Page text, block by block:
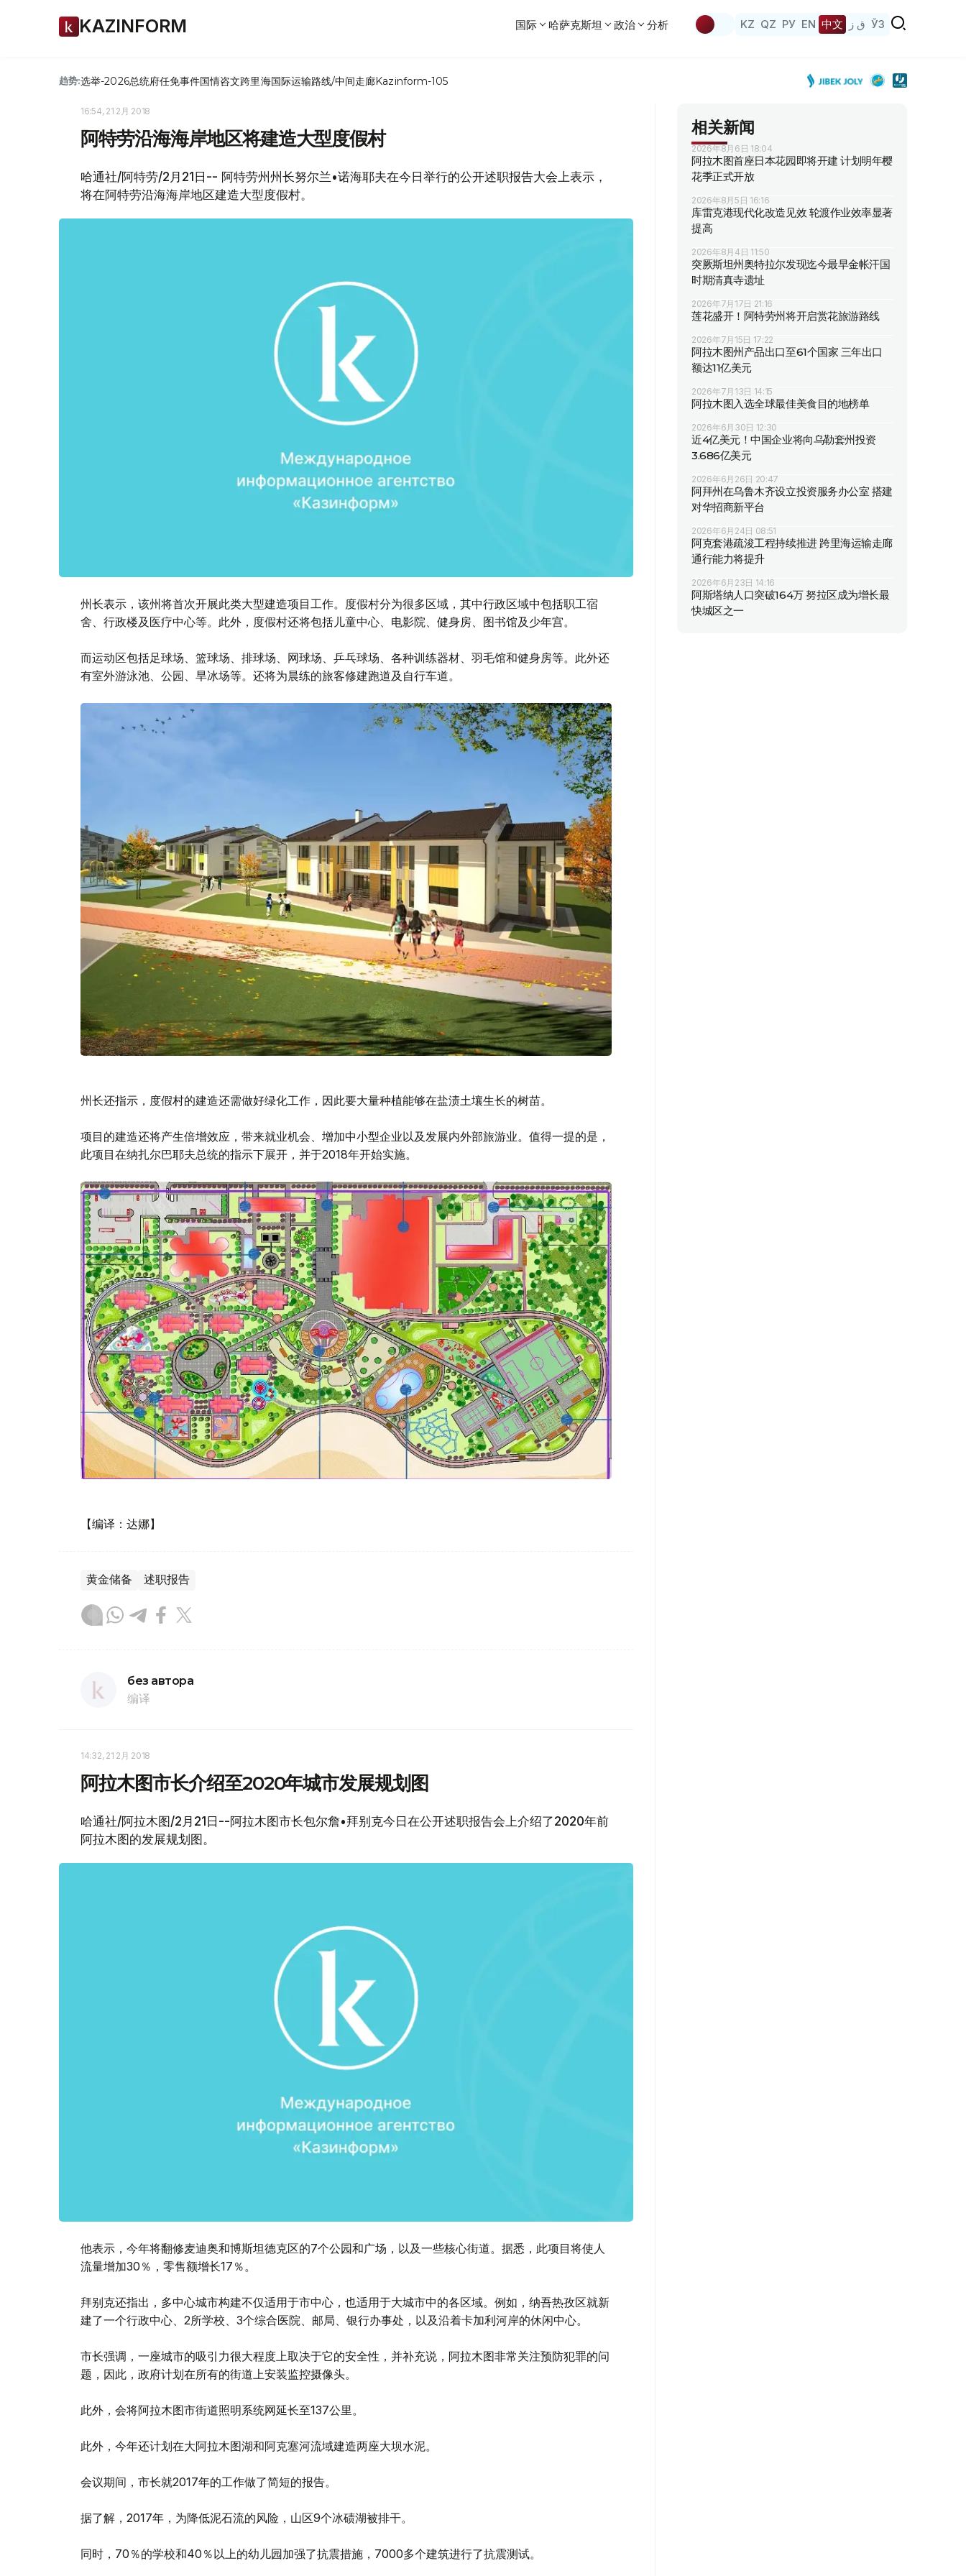
KAZINFORM 国际 哈萨克斯坦 政治 分析 KZ QZ РУ EN 中文 ق ز ЎЗ
趋势:选举-2026总统府任免事件国情咨文跨里海国际运输路线/中间走廊Kazinform-105
16:54, 21 2月 2018
阿特劳沿海海岸地区将建造大型度假村
哈通社/阿特劳/2月21日-- 阿特劳州州长努尔兰•诺海耶夫在今日举行的公开述职报告大会上表示，
将在阿特劳沿海海岸地区建造大型度假村。
州长表示，该州将首次开展此类大型建造项目工作。度假村分为很多区域，其中行政区域中包括职工宿
舍、行政楼及医疗中心等。此外，度假村还将包括儿童中心、电影院、健身房、图书馆及少年宫。
而运动区包括足球场、篮球场、排球场、网球场、乒乓球场、各种训练器材、羽毛馆和健身房等。此外还
有室外游泳池、公园、旱冰场等。还将为晨练的旅客修建跑道及自行车道。
州长还指示，度假村的建造还需做好绿化工作，因此要大量种植能够在盐渍土壤生长的树苗。
项目的建造还将产生倍增效应，带来就业机会、增加中小型企业以及发展内外部旅游业。值得一提的是，
此项目在纳扎尔巴耶夫总统的指示下展开，并于2018年开始实施。
【编译：达娜】
黄金储备 述职报告
без автора
编译
14:32, 21 2月 2018
阿拉木图市长介绍至2020年城市发展规划图
哈通社/阿拉木图/2月21日--阿拉木图市长包尔詹•拜别克今日在公开述职报告会上介绍了2020年前
阿拉木图的发展规划图。
他表示，今年将翻修麦迪奥和博斯坦德克区的7个公园和广场，以及一些核心街道。据悉，此项目将使人
流量增加30％，零售额增长17％。
拜别克还指出，多中心城市构建不仅适用于市中心，也适用于大城市中的各区域。例如，纳吾热孜区就新
建了一个行政中心、2所学校、3个综合医院、邮局、银行办事处，以及沿着卡加利河岸的休闲中心。
市长强调，一座城市的吸引力很大程度上取决于它的安全性，并补充说，阿拉木图非常关注预防犯罪的问
题，因此，政府计划在所有的街道上安装监控摄像头。
此外，会将阿拉木图市街道照明系统网延长至137公里。
此外，今年还计划在大阿拉木图湖和阿克塞河流域建造两座大坝水泥。
会议期间，市长就2017年的工作做了简短的报告。
据了解，2017年，为降低泥石流的风险，山区9个冰碛湖被排干。
同时，70％的学校和40％以上的幼儿园加强了抗震措施，7000多个建筑进行了抗震测试。
相关新闻
2026年8月6日 18:04
阿拉木图首座日本花园即将开建 计划明年樱
花季正式开放
2026年8月5日 16:16
库雷克港现代化改造见效 轮渡作业效率显著
提高
2026年8月4日 11:50
突厥斯坦州奥特拉尔发现迄今最早金帐汗国
时期清真寺遗址
2026年7月17日 21:16
莲花盛开！阿特劳州将开启赏花旅游路线
2026年7月15日 17:22
阿拉木图州产品出口至61个国家 三年出口
额达11亿美元
2026年7月13日 14:15
阿拉木图入选全球最佳美食目的地榜单
2026年6月30日 12:30
近4亿美元！中国企业将向乌勒套州投资
3.686亿美元
2026年6月26日 20:47
阿拜州在乌鲁木齐设立投资服务办公室 搭建
对华招商新平台
2026年6月24日 08:51
阿克套港疏浚工程持续推进 跨里海运输走廊
通行能力将提升
2026年6月23日 14:16
阿斯塔纳人口突破164万 努拉区成为增长最
快城区之一